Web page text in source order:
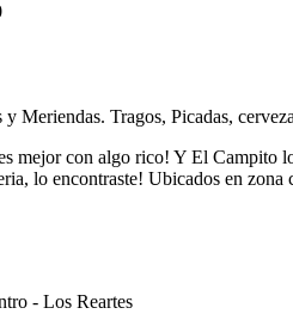
Meriendas. Tragos, Picadas,
mejor con algo rico! Y El Campito
lo encontraste! Ubicados en
- Los Reartes